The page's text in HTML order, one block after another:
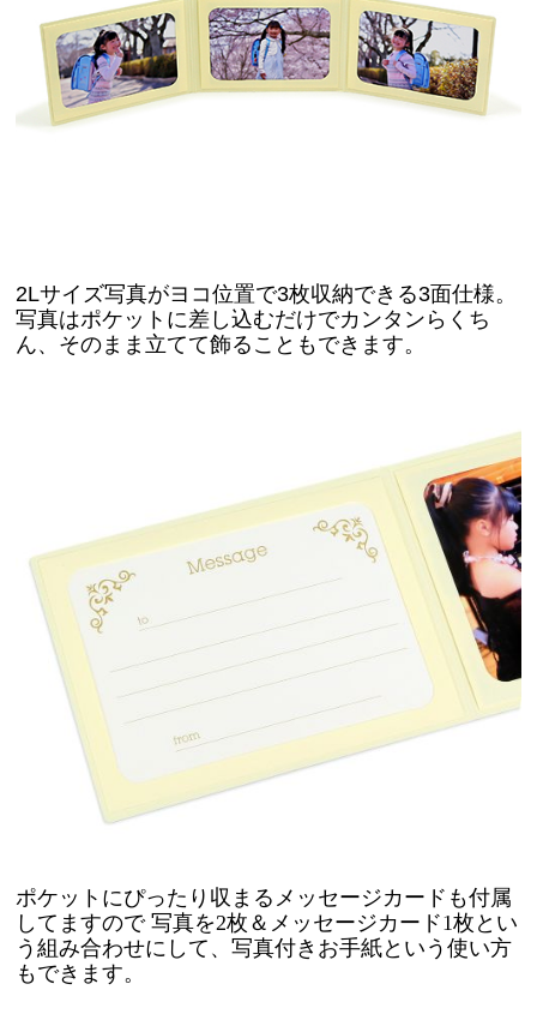
2Lサイズ写真がヨコ位置で3枚収納できる3面仕様。
写真はポケットに差し込むだけでカンタンらくち
ん、そのまま立てて飾ることもできます。
ポケットにぴったり収まるメッセージカードも付属
してますので 写真を2枚＆メッセージカード1枚とい
う組み合わせにして、写真付きお手紙という使い方
もできます。